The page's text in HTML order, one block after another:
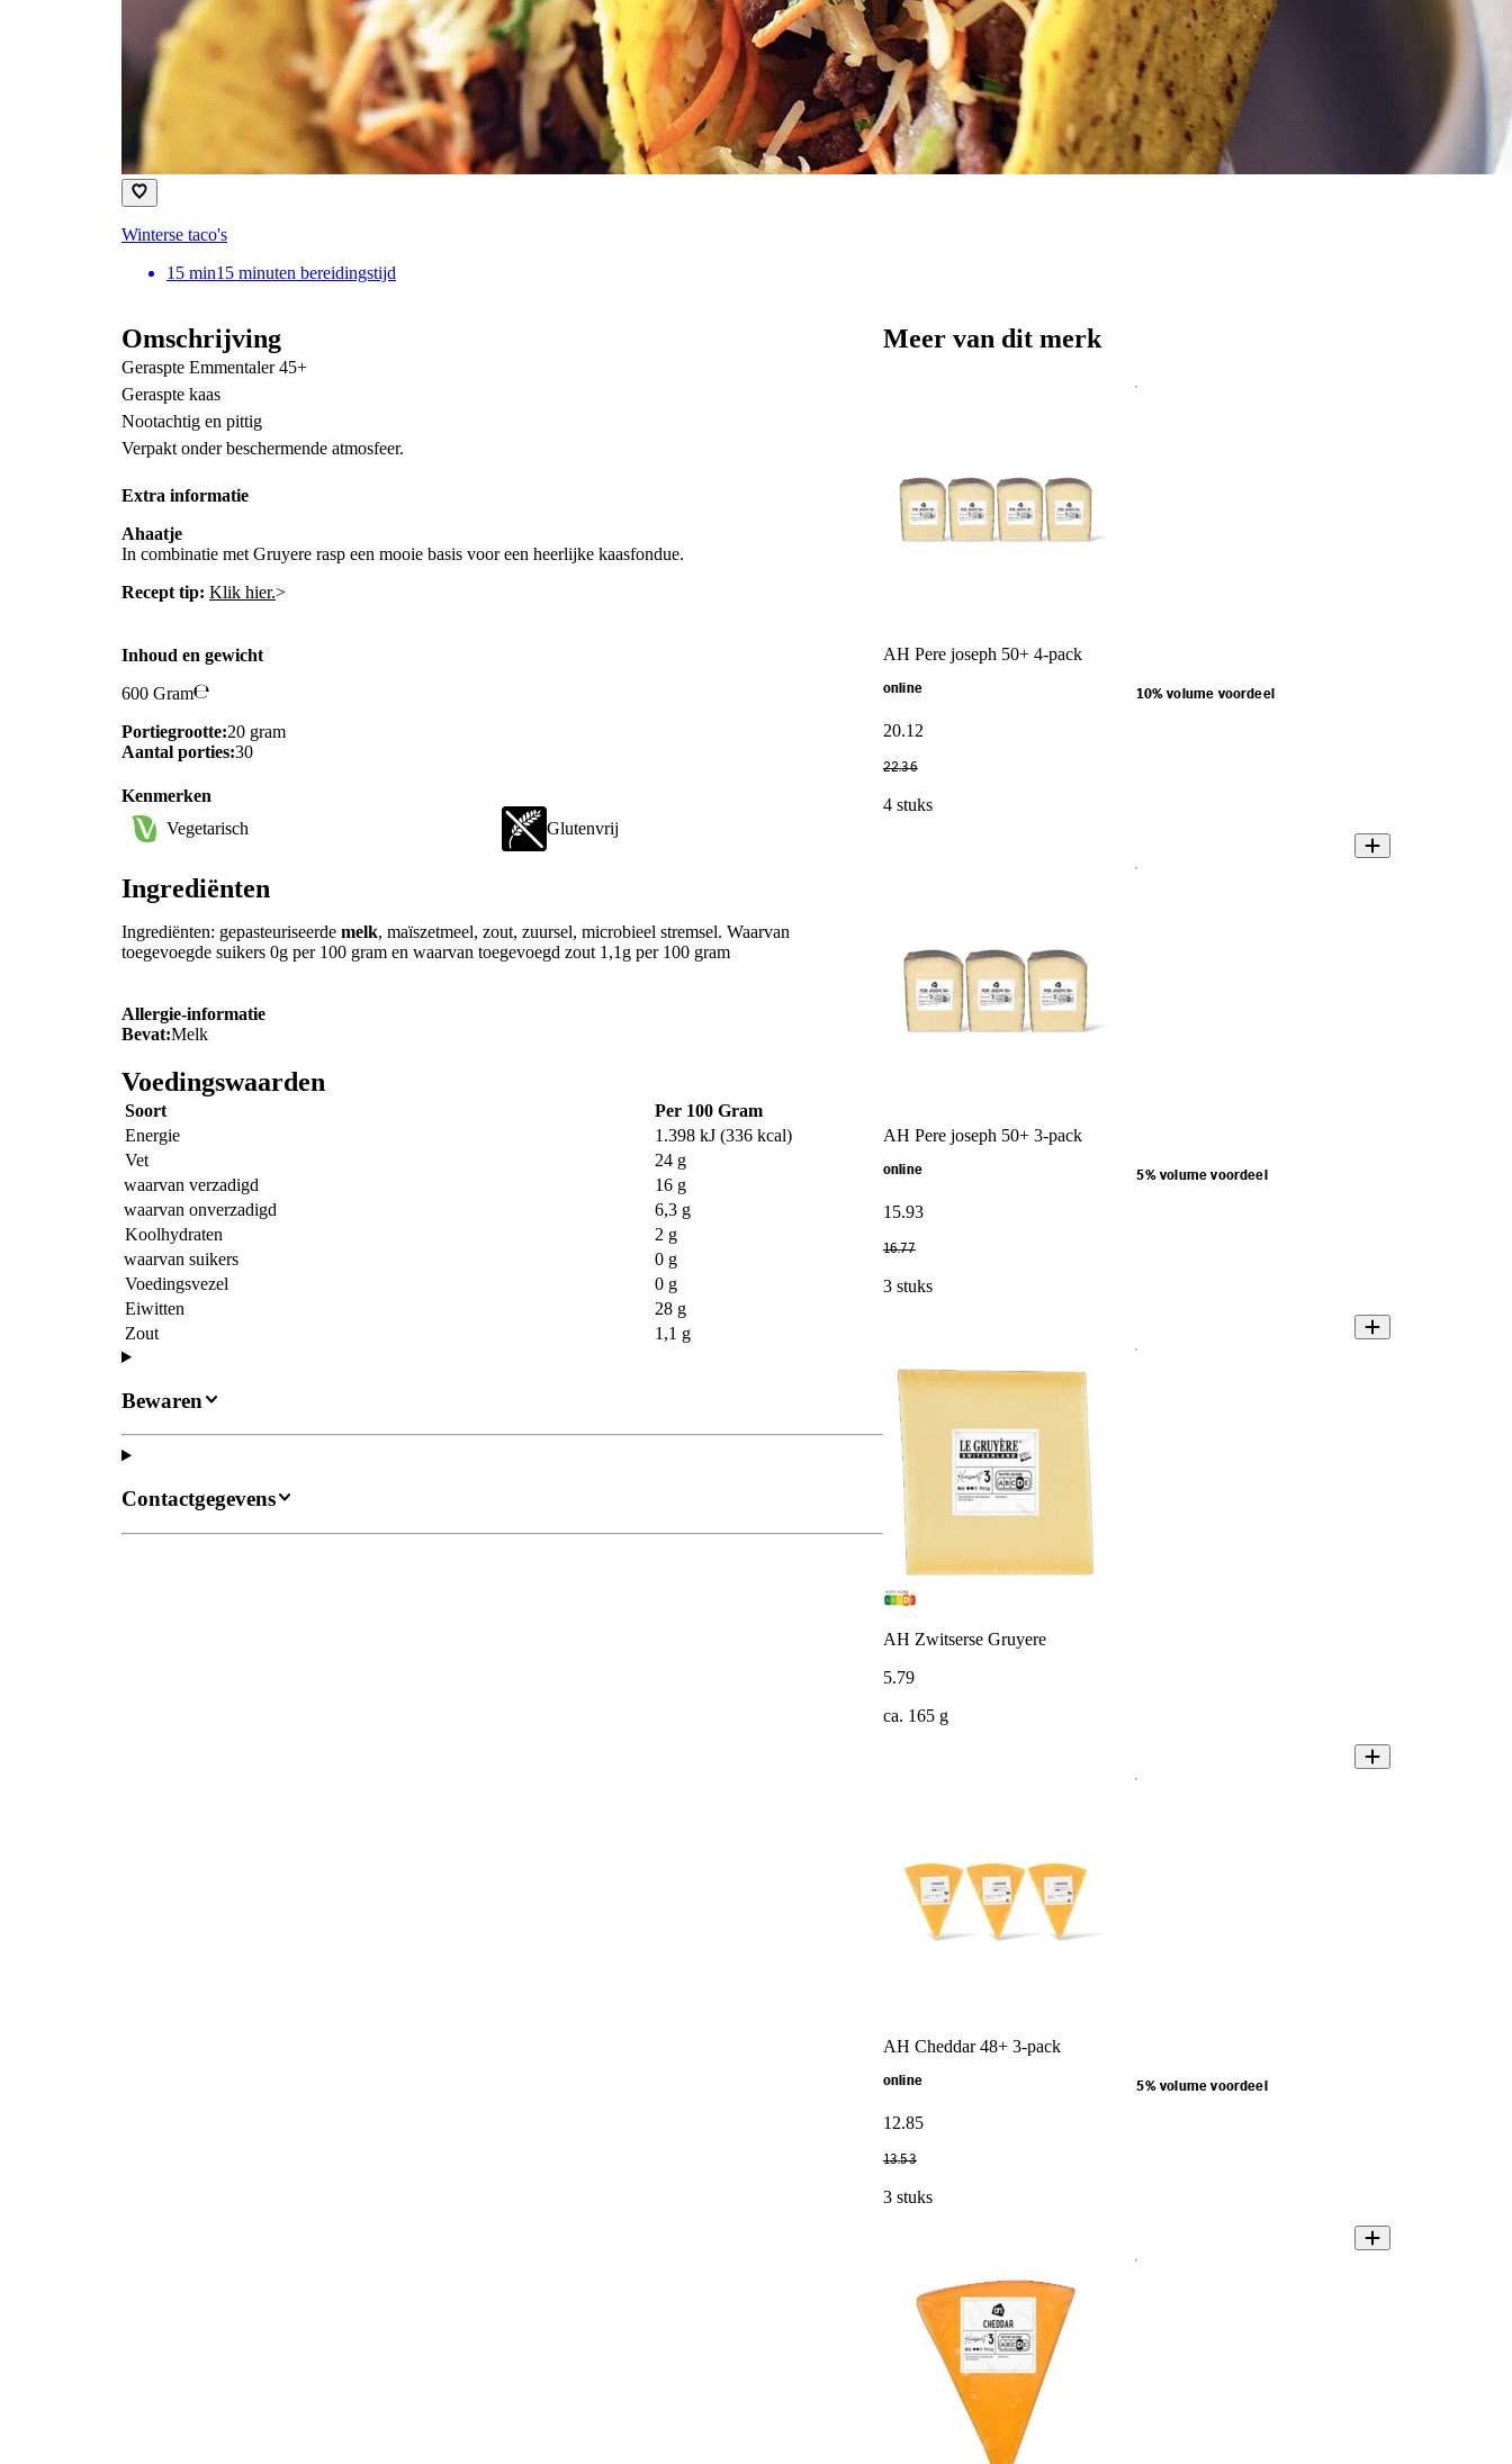
Winterse taco's
15 min15 minuten bereidingstijd
Omschrijving
Geraspte Emmentaler 45+
Geraspte kaas
Nootachtig en pittig
Verpakt onder beschermende atmosfeer.
Extra informatie
Ahaatje
In combinatie met Gruyere rasp een mooie basis voor een heerlijke kaasfondue.
Recept tip: Klik hier.>
Inhoud en gewicht
600 Gram
Portiegrootte:20 gram
Aantal porties:30
Kenmerken
Vegetarisch
Glutenvrij
Ingrediënten
Ingrediënten: gepasteuriseerde melk, maïszetmeel, zout, zuursel, microbieel stremsel. Waarvan
toegevoegde suikers 0g per 100 gram en waarvan toegevoegd zout 1,1g per 100 gram
Allergie-informatie
Bevat:Melk
Voedingswaarden
Soort
Per 100 Gram
Energie
1.398 kJ (336 kcal)
Vet
24 g
waarvan verzadigd
16 g
waarvan onverzadigd
6,3 g
Koolhydraten
2 g
waarvan suikers
0 g
Voedingsvezel
0 g
Eiwitten
28 g
Zout
1,1 g
Bewaren
Contactgegevens
Meer van dit merk
AH Pere joseph 50+ 4-pack
online 10% volume voordeel
20.12
22.36
4 stuks
AH Pere joseph 50+ 3-pack
online 5% volume voordeel
15.93
16.77
3 stuks
AH Zwitserse Gruyere
5.79
ca. 165 g
AH Cheddar 48+ 3-pack
online 5% volume voordeel
12.85
13.53
3 stuks